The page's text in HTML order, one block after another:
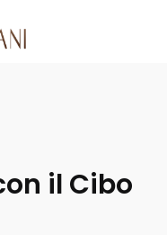
il Cibo